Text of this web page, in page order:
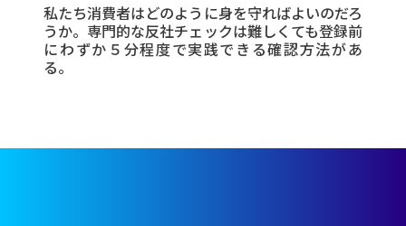
私たち消費者はどのように身を守ればよいのだろ
うか。専門的な反社チェックは難しくても登録前
にわずか５分程度で実践できる確認方法があ
る。